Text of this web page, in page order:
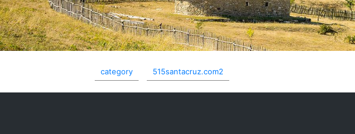
category 515santacruz.com2